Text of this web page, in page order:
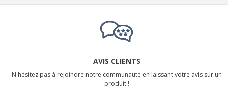
AVIS CLIENTS
N'hésitez pas à rejoindre notre communauté en laissant votre avis sur un
produit !